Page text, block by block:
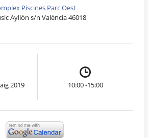
Piscines Parc Oest
Ayllón s/n València 46018
2019 10:00 -15:00